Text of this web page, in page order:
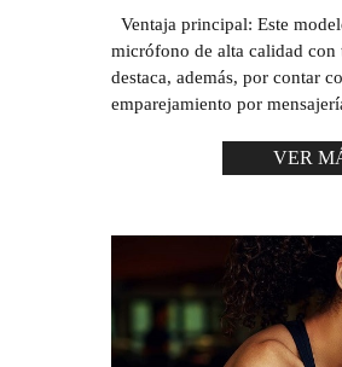
Ventaja principal: Este
micrófono de alta calidad con
destaca, además, por contar
emparejamiento por
VER